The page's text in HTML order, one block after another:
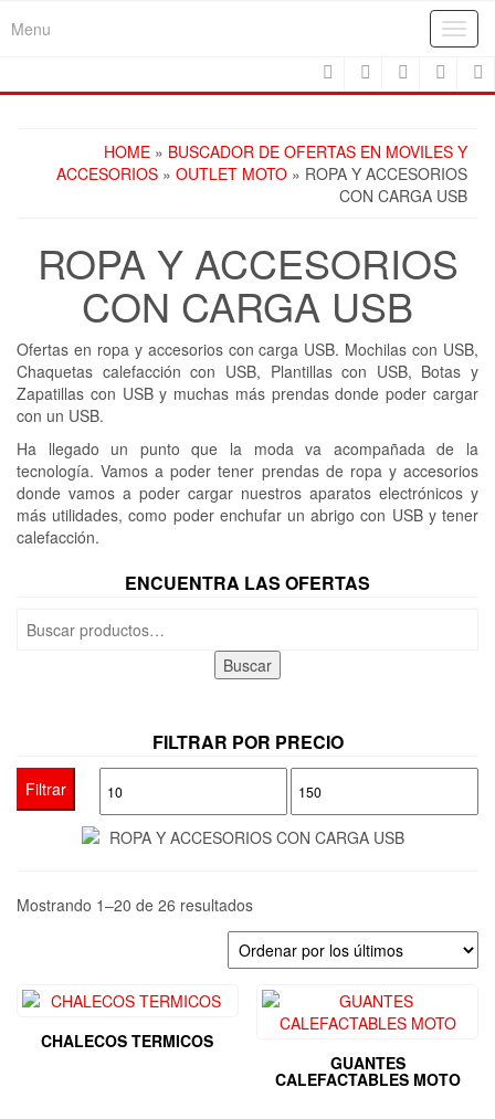
Menu
HOME » BUSCADOR DE OFERTAS EN MOVILES Y
ACCESORIOS » OUTLET MOTO » ROPA Y ACCESORIOS
CON CARGA USB
ROPA Y ACCESORIOS
CON CARGA USB
Ofertas en ropa y accesorios con carga USB. Mochilas con USB,
Chaquetas calefacción con USB, Plantillas con USB, Botas y
Zapatillas con USB y muchas más prendas donde poder cargar
con un USB.
Ha llegado un punto que la moda va acompañada de la
tecnología. Vamos a poder tener prendas de ropa y accesorios
donde vamos a poder cargar nuestros aparatos electrónicos y
más utilidades, como poder enchufar un abrigo con USB y tener
calefacción.
ENCUENTRA LAS OFERTAS
Buscar
por:
Buscar
FILTRAR POR PRECIO
mínimo
máximo
Filtrar
Mostrando 1–20 de 26 resultadosOrdenado
por
los
últimos
CHALECOS TERMICOS
GUANTES
CALEFACTABLES MOTO